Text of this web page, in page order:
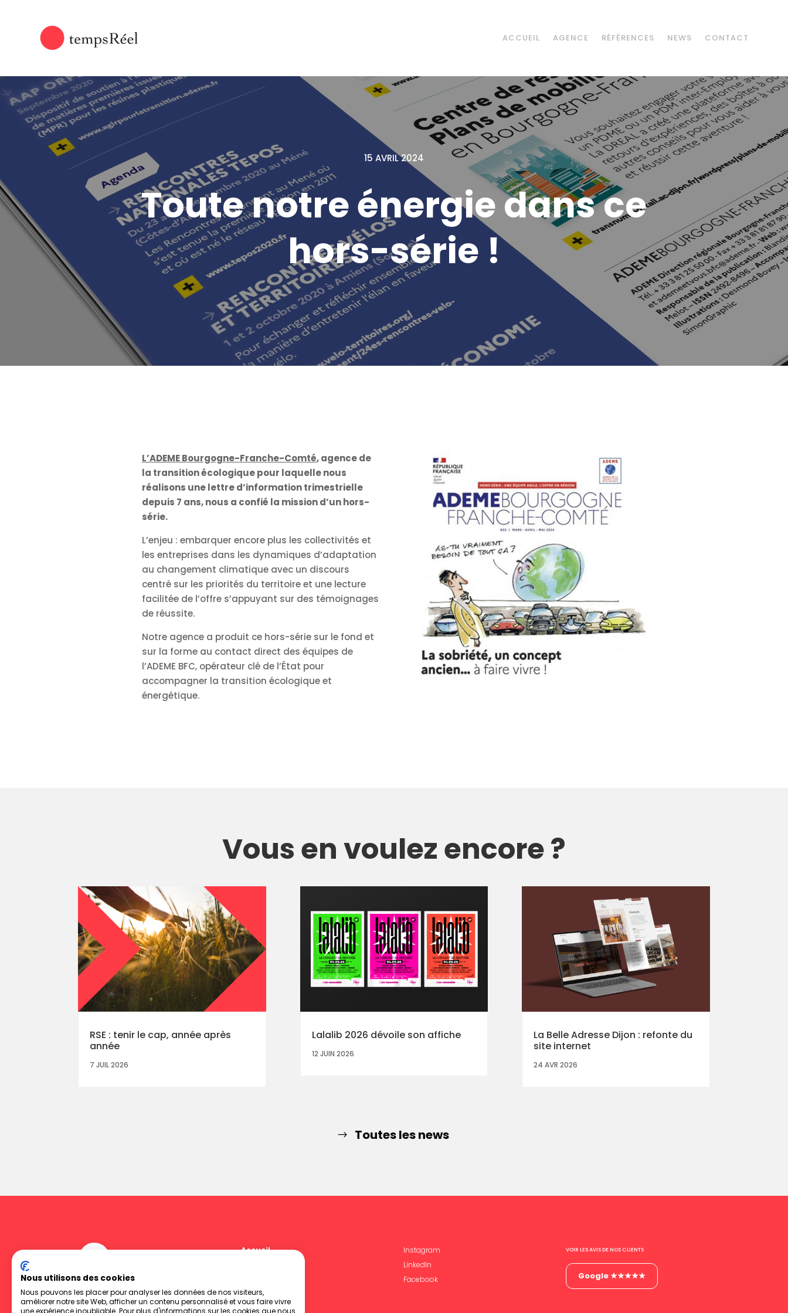
ACCUEIL AGENCE RÉFÉRENCES NEWS CONTACT
15 AVRIL 2024
Toute notre énergie dans ce
hors-série !
L’ADEME Bourgogne-Franche-Comté, agence de
la transition écologique pour laquelle nous
réalisons une lettre d’information trimestrielle
depuis 7 ans, nous a confié la mission d’un hors-
série.
L’enjeu : embarquer encore plus les collectivités et
les entreprises dans les dynamiques d’adaptation
au changement climatique avec un discours
centré sur les priorités du territoire et une lecture
facilitée de l’offre s’appuyant sur des témoignages
de réussite.
Notre agence a produit ce hors-série sur le fond et
sur la forme au contact direct des équipes de
l’ADEME BFC, opérateur clé de l’État pour
accompagner la transition écologique et
énergétique.
Vous en voulez encore ?
RSE : tenir le cap, année après
année
7 JUIL 2026
Lalalib 2026 dévoile son affiche
12 JUIN 2026
La Belle Adresse Dijon : refonte du
site internet
24 AVR 2026
Toutes les news
Accueil
News
Contact
Instagram
LinkedIn
Facebook
VOIR LES AVIS DE NOS CLIENTS
Google ★★★★★
Nous utilisons des cookies
Nous pouvons les placer pour analyser les données de nos visiteurs,
améliorer notre site Web, afficher un contenu personnalisé et vous faire vivre
une expérience inoubliable. Pour plus d'informations sur les cookies que nous